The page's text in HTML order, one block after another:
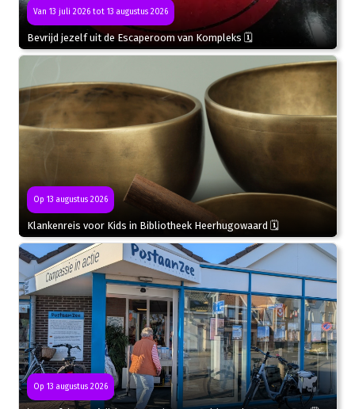
Van 13 juli 2026 tot 13 augustus 2026
Bevrijd jezelf uit de Escaperoom van Kompleks 🗓
Op 13 augustus 2026
Klankenreis voor Kids in Bibliotheek Heerhugowaard 🗓
Op 13 augustus 2026